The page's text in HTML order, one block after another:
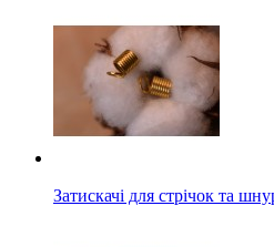
Затискачі для стрічок та